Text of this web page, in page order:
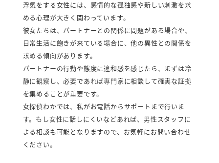
浮気をする女性には、感情的な孤独感や新しい刺激を求
める心理が大きく関わっています。
彼女たちは、パートナーとの関係に問題がある場合や、
日常生活に飽きが来ている場合に、他の異性との関係を
求める傾向があります。
パートナーの行動や態度に違和感を感じたら、まずは冷
静に観察し、必要であれば専門家に相談して確実な証拠
を集めることが重要です。
女探偵わかでは、私がお電話からサポートまで行いま
す。もし女性に話しにくいなどあれば、男性スタッフに
よる相談も可能となりますので、お気軽にお問い合わせ
ください。